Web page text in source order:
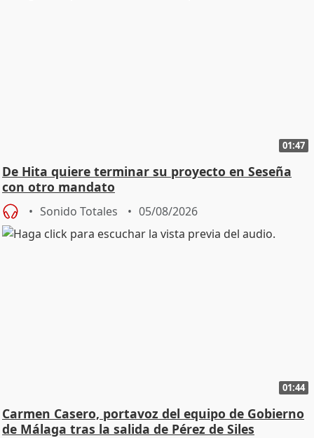
01:47
De Hita quiere terminar su proyecto en Seseña
con otro mandato
Sonido Totales 05/08/2026
01:44
Carmen Casero, portavoz del equipo de Gobierno
de Málaga tras la salida de Pérez de Siles